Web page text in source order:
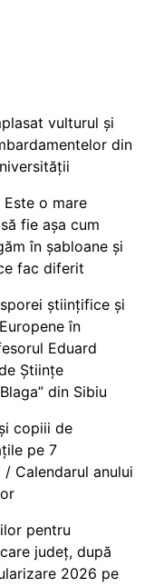
vulturul și
din
o mare
fie așa cum
în șabloane și
fac diferit
științifice și
în
Eduard
Științe
din Sibiu
copiii de
pe 7
Calendarul anului
pentru
județ, după
2026 pe